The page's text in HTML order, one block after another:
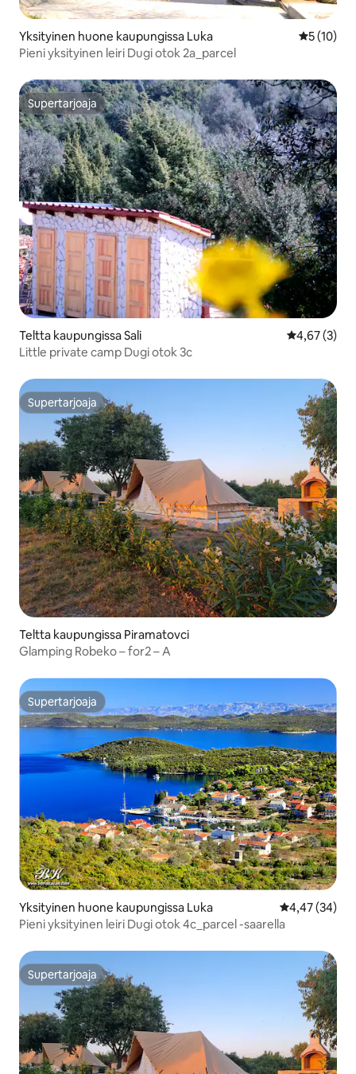
Yksityinen huone kaupungissa Luka
5 (10)
Pieni yksityinen leiri Dugi otok 2a_parcel
Supertarjoaja
Supertarjoaja
Teltta kaupungissa Sali
4,67 (3)
Little private camp Dugi otok 3c
Supertarjoaja
Supertarjoaja
Teltta kaupungissa Piramatovci
Glamping Robeko – for2 – A
Supertarjoaja
Supertarjoaja
Yksityinen huone kaupungissa Luka
4,47 (34)
Pieni yksityinen leiri Dugi otok 4c_parcel -saarella
Supertarjoaja
Supertarjoaja